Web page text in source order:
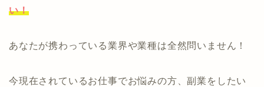
い！
あなたが携わっている業界や業種は全然問いません！
今現在されているお仕事でお悩みの方、副業をしたい